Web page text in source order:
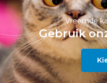
Vreemde
Gebruik